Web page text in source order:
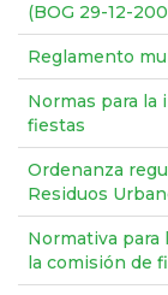
(BOG 29-12-
Reglamento
Normas para la
fiestas
Ordenanza
Residuos
Normativa
la comisión de